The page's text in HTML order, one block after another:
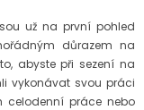
už na první pohled
důrazem na
abyste při sezení na
vykonávat svou práci
celodenní práce nebo